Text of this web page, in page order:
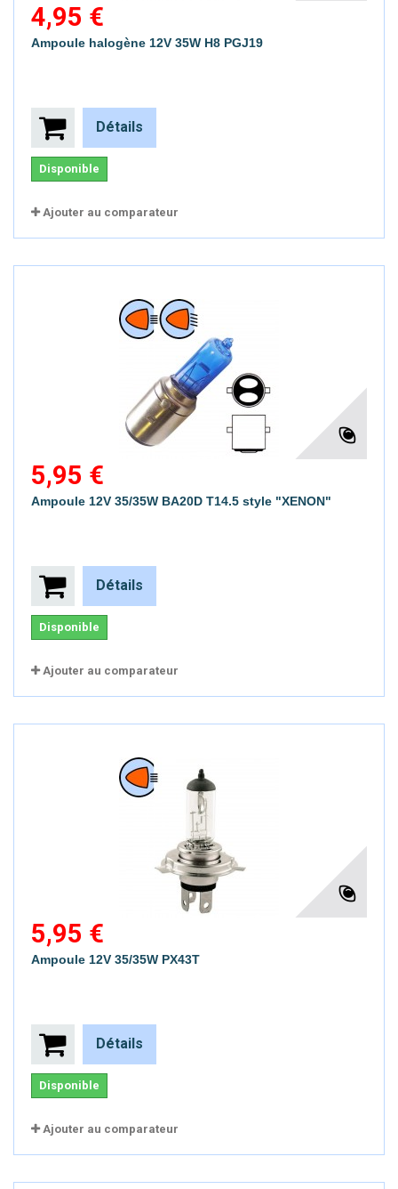
4,95 €
Ampoule halogène 12V 35W H8 PGJ19
Détails
Disponible
Ajouter au comparateur
5,95 €
Ampoule 12V 35/35W BA20D T14.5 style "XENON"
Détails
Disponible
Ajouter au comparateur
5,95 €
Ampoule 12V 35/35W PX43T
Détails
Disponible
Ajouter au comparateur